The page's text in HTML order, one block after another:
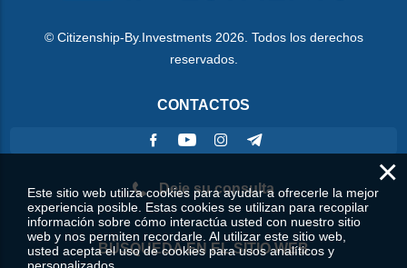
© Citizenship-By.Investments 2026. Todos los derechos
reservados.
CONTACTOS
Deje su consulta
BÚSQUEDA EN EL SITIO WEB
×
Este sitio web utiliza cookies para ayudar a ofrecerle la mejor
experiencia posible. Estas cookies se utilizan para recopilar
información sobre cómo interactúa usted con nuestro sitio
web y nos permiten recordarle. Al utilizar este sitio web,
usted acepta el uso de cookies para usos analíticos y